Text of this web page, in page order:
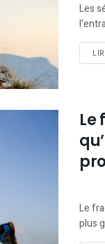
Les
Le
Le
plus